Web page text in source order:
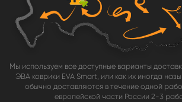
Мы используем все доступные варианты
ЭВА коврики EVA Smart, или как их иногда
обычно доставляются в течение одной
европейской части России 2-3